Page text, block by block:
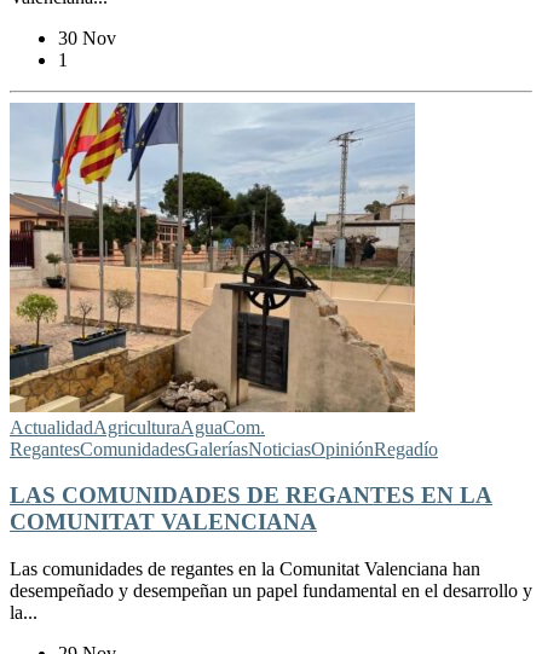
30 Nov
1
ActualidadAgriculturaAguaCom.
RegantesComunidadesGaleríasNoticiasOpiniónRegadío
LAS COMUNIDADES DE REGANTES EN LA
COMUNITAT VALENCIANA
Las comunidades de regantes en la Comunitat Valenciana han
desempeñado y desempeñan un papel fundamental en el desarrollo y
la...